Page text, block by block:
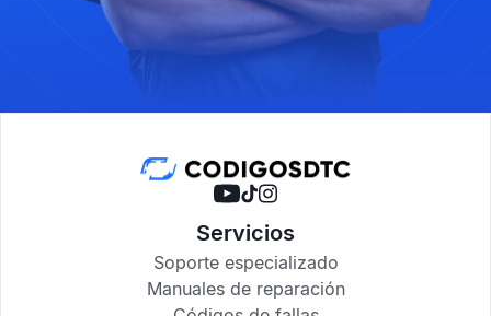
Servicios
Soporte especializado
Manuales de reparación